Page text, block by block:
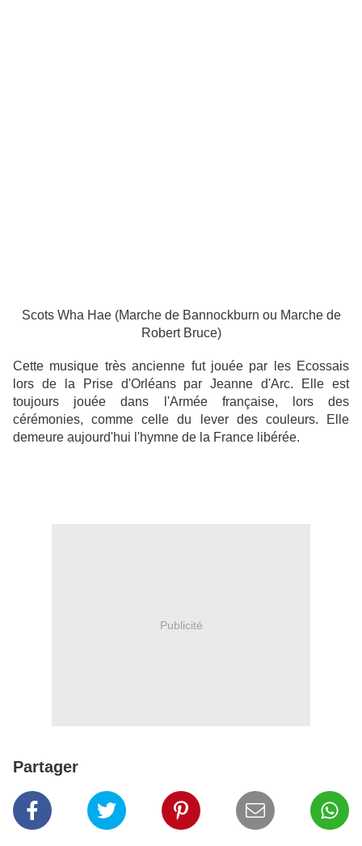
Scots Wha Hae (Marche de Bannockburn ou Marche de
Robert Bruce)
Cette musique très ancienne fut jouée par les Ecossais
lors de la Prise d'Orléans par Jeanne d'Arc. Elle est
toujours jouée dans l'Armée française, lors des
cérémonies, comme celle du lever des couleurs. Elle
demeure aujourd'hui l'hymne de la France libérée.
Publicité
Partager